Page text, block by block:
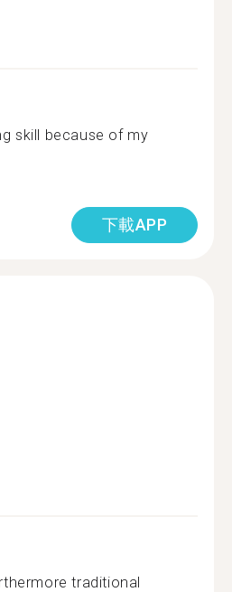
skill because of my
下載APP
traditional